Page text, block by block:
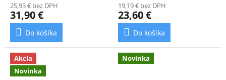
25,93 € bez DPH
31,90 €
Do košíka
19,19 € bez DPH
23,60 €
Do košíka
Akcia
Novinka
Novinka